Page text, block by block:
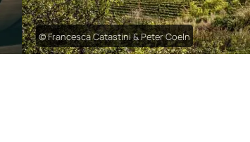
© Francesca Catastini & Peter Coeln